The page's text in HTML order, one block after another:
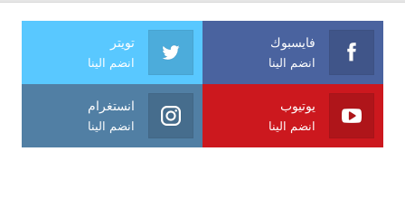
فايسبوك
انضم الينا
تويتر
انضم الينا
يوتيوب
انضم الينا
انستغرام
انضم الينا